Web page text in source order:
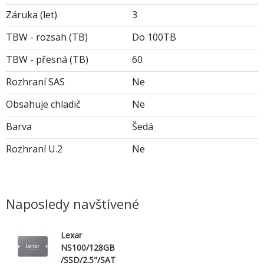
Záruka (let)
3
TBW - rozsah (TB)
Do 100TB
TBW - přesná (TB)
60
Rozhraní SAS
Ne
Obsahuje chladič
Ne
Barva
Šedá
Rozhraní U.2
Ne
Naposledy navštívené
Lexar
NS100/128GB
/SSD/2.5"/SAT